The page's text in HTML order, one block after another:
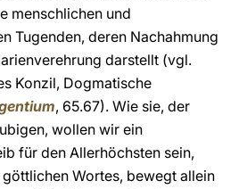
menschlichen und
Tugenden, deren Nachahmung
darstellt (vgl.
Konzil, Dogmatische
, 65.67). Wie sie, der
wollen wir ein
für den Allerhöchsten sein,
Wortes, bewegt allein